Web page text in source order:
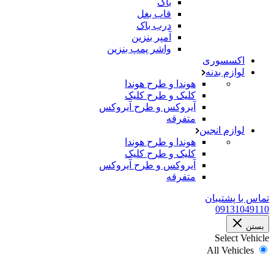
قاب بغل
درب باک
آمپر بنزین
واشر پمپ بنزین
اکسسوری
لوازم بدنه
هوندا و طرح هوندا
کلیک و طرح کلیک
آیروکس و طرح آیروکس
متفرقه
لوازم انجین
هوندا و طرح هوندا
کلیک و طرح کلیک
آیروکس و طرح آیروکس
متفرقه
تماس با پشتیبان
09131049110
بستن
Select Vehicle
All Vehicles